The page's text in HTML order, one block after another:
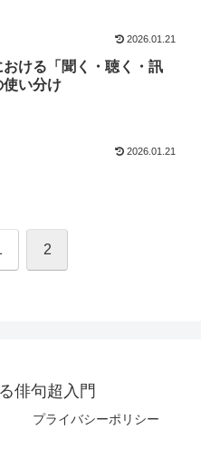
2026.01.21
おける「聞く・聴く・訊
使い分け
2026.01.21
2
俳句超入門
プライバシーポリシー